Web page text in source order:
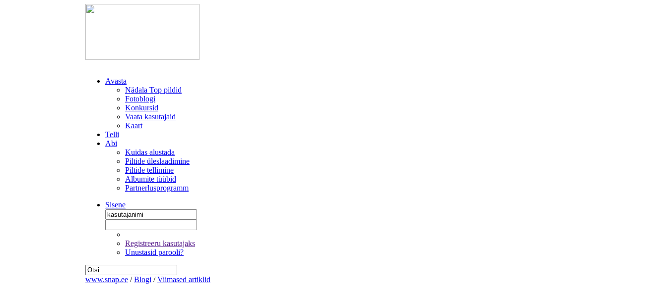
Avasta
Nädala Top pildid
Fotoblogi
Konkursid
Vaata kasutajaid
Kaart
Telli
Abi
Kuidas alustada
Piltide üleslaadimine
Piltide tellimine
Albumite tüübid
Partnerlusprogramm
Sisene
Registreeru kasutajaks
Unustasid parooli?
www.snap.ee / Blogi / Viimased artiklid